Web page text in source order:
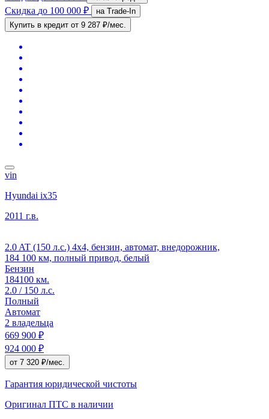
Скидка до 100 000 ₽
на Trade-In
Купить в кредит от 9 287 ₽/мес.
vin
Hyundai ix35
2011 г.в.
2.0 AT (150 л.с.) 4x4, бензин, автомат, внедорожник,
184 100 км, полный привод, белый
Бензин
184100 км.
2.0 / 150 л.с.
Полный
Автомат
2 владельца
669 900 ₽
924 000 ₽
от 7 320 ₽/мес.
Гарантия юридической чистоты
Оригинал ПТС в наличии